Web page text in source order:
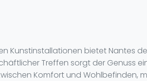
Kunstinstallationen bietet Nantes
Treffen sorgt der Genuss
Komfort und Wohlbefinden,